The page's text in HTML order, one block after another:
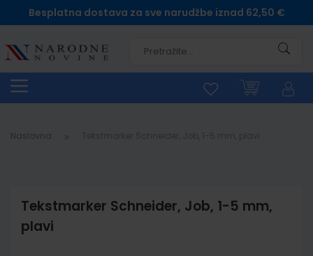
Besplatna dostava za sve narudžbe iznad 62,50 €
Naslovna
Tekstmarker Schneider, Job, 1-5 mm,
plavi